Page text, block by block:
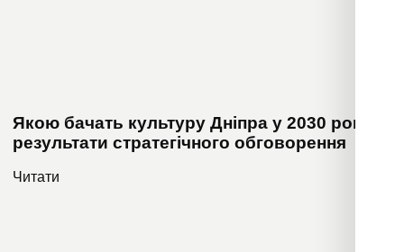
Якою бачать культуру Дніпра у 2030 році:
результати стратегічного обговорення
Читати